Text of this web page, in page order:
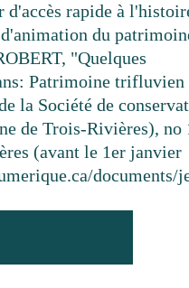
d'accès rapide à
du
"Quelques
Patrimoine trifluvien
la Société de
de Trois-Rivières), no
(avant le 1er janvier
documents/